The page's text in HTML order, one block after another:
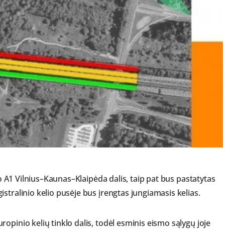
Vilnius–Kaunas–Klaipėda dalis, taip pat bus pastatytas
kelio pusėje bus įrengtas jungiamasis kelias.
kelių tinklo dalis, todėl esminis eismo sąlygų joje